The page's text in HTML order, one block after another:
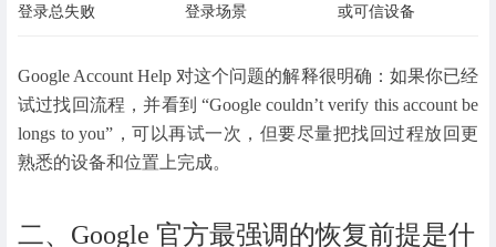
登录总失败
登录场景
或可信设备
Google Account Help 对这个问题的解释很明确：如果你已经
试过找回流程，并看到 “Google couldn’t verify this account be
longs to you”，可以再试一次，但要尽量把找回过程放回更
熟悉的设备和位置上完成。
二、Google 官方最强调的恢复前提是什